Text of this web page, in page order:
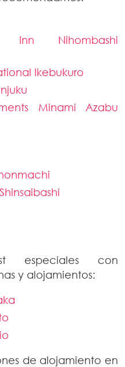
Inn Nihombashi
Ikebukuro
Minami Azabu
especiales con
y alojamientos:
de alojamiento en